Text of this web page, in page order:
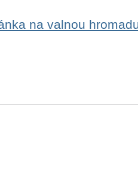
na valnou